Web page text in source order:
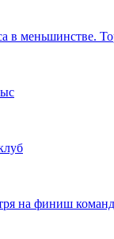
в меньшинстве.
на финиш